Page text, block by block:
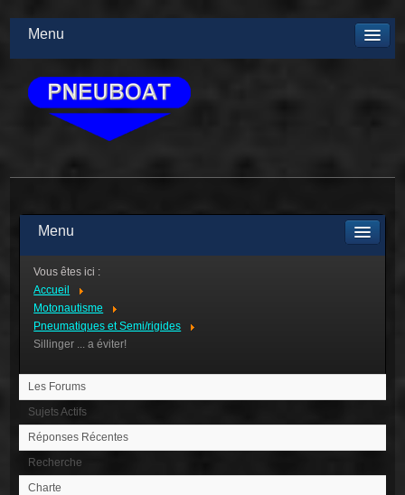
Menu
Menu
Vous êtes ici :
Accueil
Motonautisme
Pneumatiques et Semi/rigides
Sillinger ... a éviter!
Les Forums
Sujets Actifs
Réponses Récentes
Recherche
Charte